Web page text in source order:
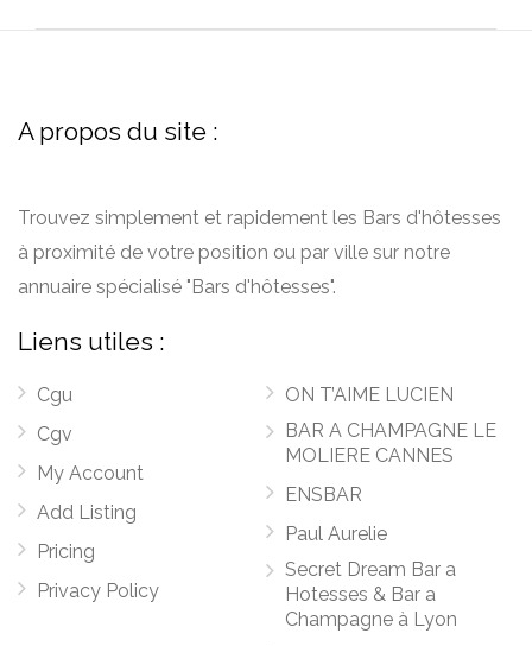
A propos du site :
Trouvez simplement et rapidement les Bars d'hôtesses
à proximité de votre position ou par ville sur notre
annuaire spécialisé "Bars d'hôtesses".
Liens utiles :
Cgu
Cgv
My Account
Add Listing
Pricing
Privacy Policy
ON T’AIME LUCIEN
BAR A CHAMPAGNE LE
MOLIERE CANNES
ENSBAR
Paul Aurelie
Secret Dream Bar a
Hotesses & Bar a
Champagne à Lyon